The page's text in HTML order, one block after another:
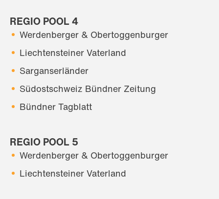
REGIO POOL 4
Werdenberger & Obertoggenburger
Liechtensteiner Vaterland
Sarganserländer
Südostschweiz Bündner Zeitung
Bündner Tagblatt
REGIO POOL 5
Werdenberger & Obertoggenburger
Liechtensteiner Vaterland